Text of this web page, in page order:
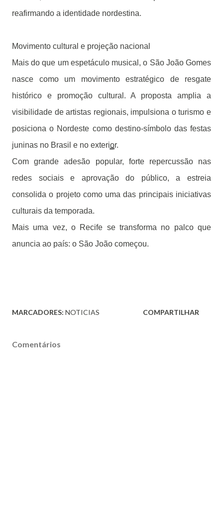
reafirmando a identidade nordestina.
Movimento cultural e projeção nacional
Mais do que um espetáculo musical, o São João Gomes
nasce como um movimento estratégico de resgate
histórico e promoção cultural. A proposta amplia a
visibilidade de artistas regionais, impulsiona o turismo e
posiciona o Nordeste como destino-símbolo das festas
juninas no Brasil e no exterior.
Com grande adesão popular, forte repercussão nas
redes sociais e aprovação do público, a estreia
consolida o projeto como uma das principais iniciativas
culturais da temporada.
Mais uma vez, o Recife se transforma no palco que
anuncia ao país: o São João começou.
MARCADORES: NOTICIAS COMPARTILHAR
Comentários